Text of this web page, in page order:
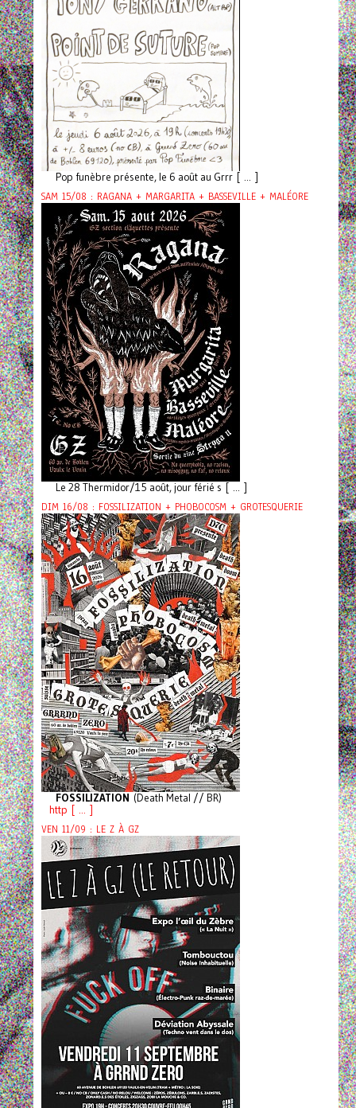
Pop funèbre présente, le 6 août au Grrr [ ... ]
SAM 15/08 : RAGANA + MARGARITA + BASSEVILLE + MALÉORE
Le 28 Thermidor/15 août, jour férié s [ ... ]
DIM 16/08 : FOSSILIZATION + PHOBOCOSM + GROTESQUERIE
FOSSILIZATION (Death Metal // BR)
http [ ... ]
VEN 11/09 : LE Z À GZ